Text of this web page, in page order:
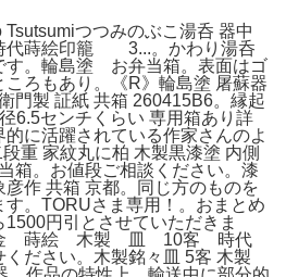
つつみのぶこ湯呑 器中
代蒔絵印籠 3...。かわり湯呑
す。輪島塗 お弁当箱。表面はゴ
ろもあり。《R》輪島塗 屠蘇器
門製 証紙 共箱 260415B6。縁起
6.5センチくらい 専用箱あり詳
に活躍されている作家さんのよ
重 家紋丸に柏 木製黒漆塗 内側
箱。お値段ご相談ください。漆
作 共箱 京都。同じ方のものを
す。TORUさま専用！。おまとめ
円引とさせていただきま
蒔絵 木製 皿 10客 時代
ださい。木製銘々皿 5客 木製